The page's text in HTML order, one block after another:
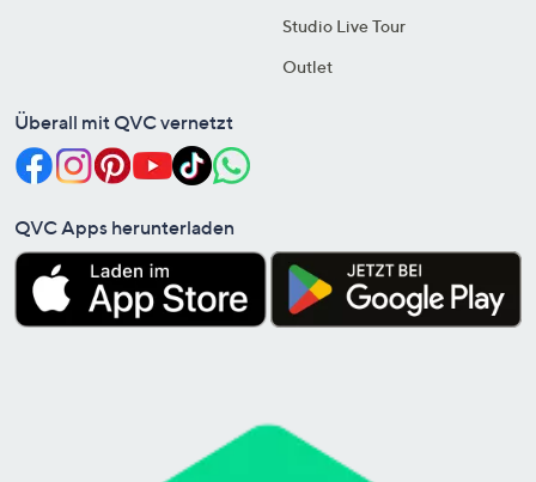
Studio Live Tour
Outlet
Überall mit QVC vernetzt
QVC Apps herunterladen